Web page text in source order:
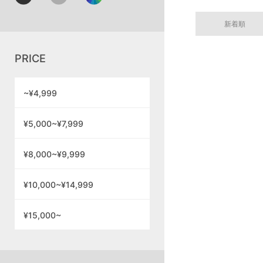
PRICE
~¥4,999
¥5,000~¥7,999
¥8,000~¥9,999
¥10,000~¥14,999
¥15,000~
新着順